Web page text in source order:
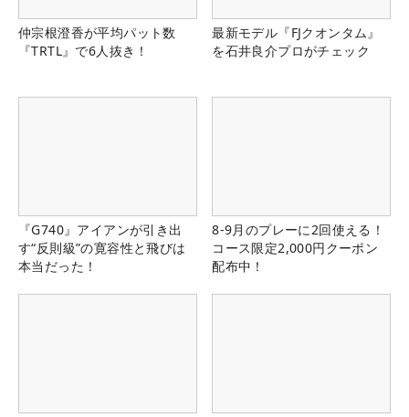
仲宗根澄香が平均パット数
『TRTL』で6人抜き！
最新モデル『FJクオンタム』
を石井良介プロがチェック
『G740』アイアンが引き出
す“反則級”の寛容性と飛びは
本当だった！
8-9月のプレーに2回使える！
コース限定2,000円クーポン
配布中！